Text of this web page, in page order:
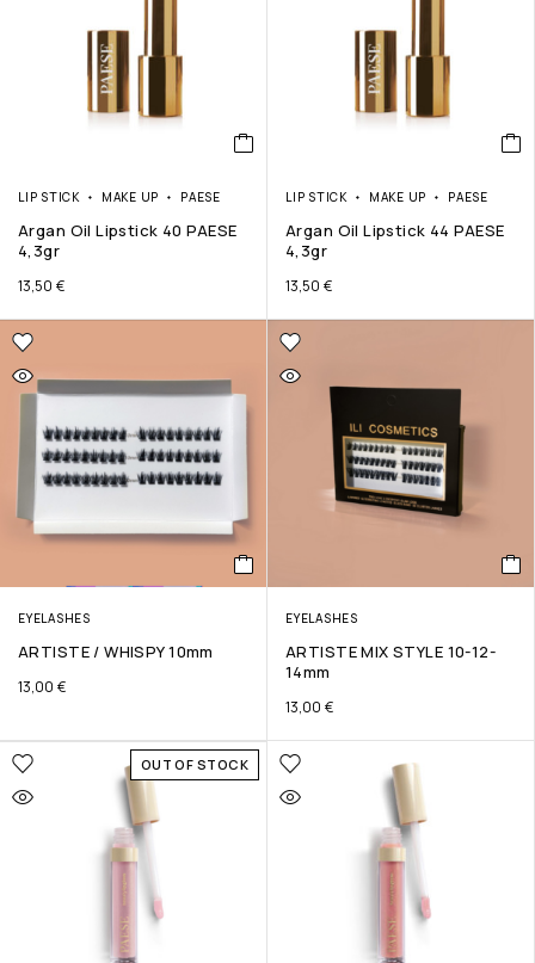
LIP STICK MAKE UP PAESE
Argan Oil Lipstick 40 PAESE
4,3gr
13,50 €
LIP STICK MAKE UP PAESE
Argan Oil Lipstick 44 PAESE
4,3gr
13,50 €
EYELASHES
ARTISTE / WHISPY 10mm
13,00 €
EYELASHES
ARΤΙSTE MIX STYLE 10-12-
14mm
13,00 €
OUT OF STOCK